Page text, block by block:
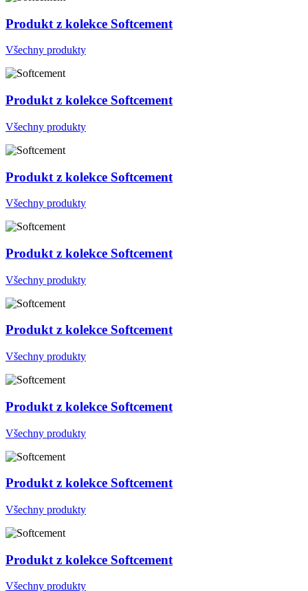
Produkt z kolekce Softcement
Všechny produkty
Produkt z kolekce Softcement
Všechny produkty
Produkt z kolekce Softcement
Všechny produkty
Produkt z kolekce Softcement
Všechny produkty
Produkt z kolekce Softcement
Všechny produkty
Produkt z kolekce Softcement
Všechny produkty
Produkt z kolekce Softcement
Všechny produkty
Produkt z kolekce Softcement
Všechny produkty